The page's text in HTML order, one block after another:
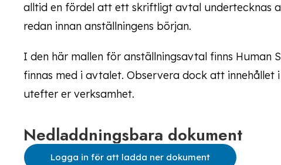
alltid en fördel att ett skriftligt avtal undertecknas
redan innan anställningens början.
I den här mallen för anställningsavtal finns
finnas med i avtalet. Observera dock att innehållet
utefter er verksamhet.
Nedladdningsbara dokument
Logga in för att ladda ner dokument